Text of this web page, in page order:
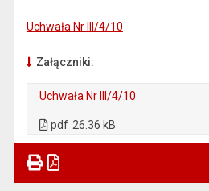
Uchwała Nr III/4/10
Załączniki:
Uchwała Nr III/4/10
pdf 26.36 kB